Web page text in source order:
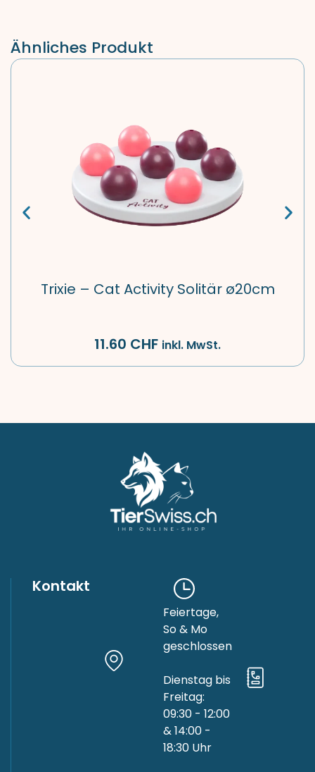
Ähnliches Produkt
Trixie – Cat Activity Solitär ø20cm
11.60 CHF inkl. MwSt.
Kontakt
Feiertage,
So & Mo
geschlossen
Dienstag bis
Freitag:
09:30 - 12:00
& 14:00 -
18:30 Uhr